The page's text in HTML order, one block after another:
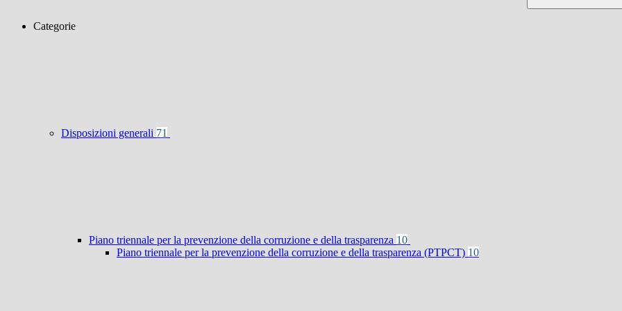
Categorie
Disposizioni generali 71
Piano triennale per la prevenzione della corruzione e della trasparenza 10
Piano triennale per la prevenzione della corruzione e della trasparenza (PTPCT) 10